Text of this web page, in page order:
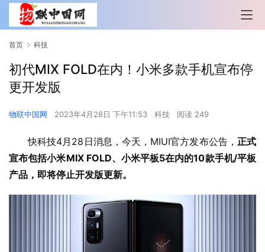
首页 科技
初代MIX FOLD在内！小米多款手机宣布停
更开发版
物联中国网 2023年4月28日 下午11:53 科技 阅读 249
快科技4月28日消息，今天，MIUI官方发布公告， 正式
宣布包括小米MIX FOLD、小米平板5在内的10款手机/平板
产品，即将停止开发版更新。